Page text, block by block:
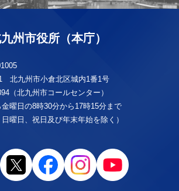
州市役所（本庁）
北九州市小倉北区城内1番1号
（北九州市コールセンター）
金曜日の8時30分から17時15分まで
日曜日、祝日及び年末年始を除く）